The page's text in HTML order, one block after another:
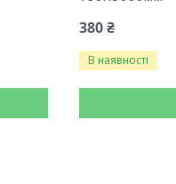
380 ₴
В наявності